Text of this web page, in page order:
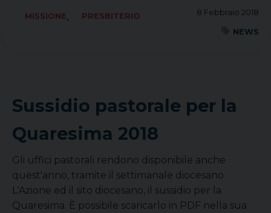
8 Febbraio 2018
MISSIONE,
PRESBITERIO
NEWS
Sussidio pastorale per la
Quaresima 2018
Gli uffici pastorali rendono disponibile anche
quest'anno, tramite il settimanale diocesano
L'Azione ed il sito diocesano, il sussidio per la
Quaresima. È possibile scaricarlo in PDF nella sua